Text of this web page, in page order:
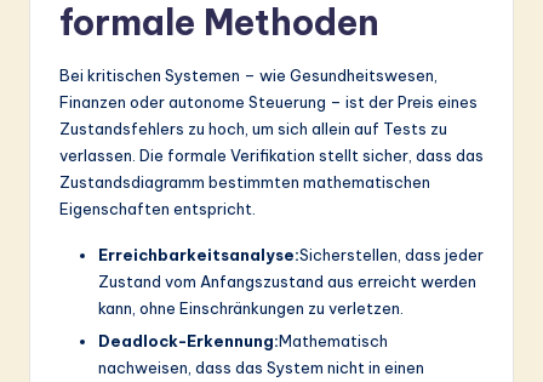
formale Methoden
Bei kritischen Systemen – wie Gesundheitswesen,
Finanzen oder autonome Steuerung – ist der Preis eines
Zustandsfehlers zu hoch, um sich allein auf Tests zu
verlassen. Die formale Verifikation stellt sicher, dass das
Zustandsdiagramm bestimmten mathematischen
Eigenschaften entspricht.
Erreichbarkeitsanalyse:Sicherstellen, dass jeder
Zustand vom Anfangszustand aus erreicht werden
kann, ohne Einschränkungen zu verletzen.
Deadlock-Erkennung:Mathematisch
nachweisen, dass das System nicht in einen